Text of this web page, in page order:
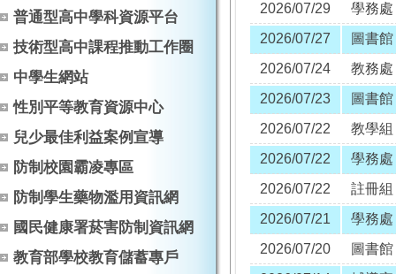
普通型高中學科資源平台
技術型高中課程推動工作圈
中學生網站
性別平等教育資源中心
兒少最佳利益案例宣導
防制校園霸凌專區
防制學生藥物濫用資訊網
國民健康署菸害防制資訊網
教育部學校教育儲蓄專戶
2026/07/29
學務處
2026/07/27
圖書館
2026/07/24
教務處
2026/07/23
圖書館
2026/07/22
教學組
2026/07/22
學務處
2026/07/22
註冊組
2026/07/21
學務處
2026/07/20
圖書館